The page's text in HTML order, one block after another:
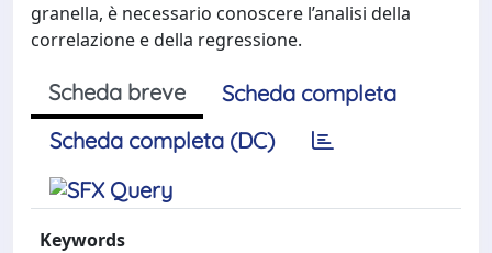
granella, è necessario conoscere l’analisi della
correlazione e della regressione.
Scheda breve
Scheda completa
Scheda completa (DC)
Keywords